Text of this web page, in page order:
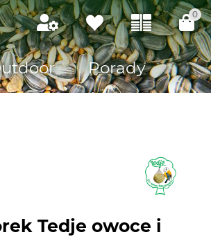
0
Porady
Tedje owoce i